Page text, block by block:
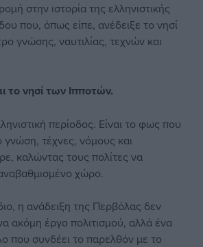
στην ιστορία της ελληνιστικής
που, όπως είπε, ανέδειξε το νησί
γνώσης, ναυτιλίας, τεχνών και
το νησί των Ιπποτών.
περίοδος. Είναι το φως που
τέχνες, νόμους και
καλώντας τους πολίτες να
χώρο.
η ανάδειξη της Περβόλας δεν
ακόμη έργο πολιτισμού, αλλά ένα
που συνδέει το παρελθόν με το